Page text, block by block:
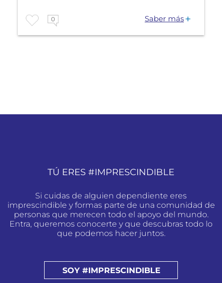
0 Saber más
TÚ ERES #IMPRESCINDIBLE
Si cuidas de alguien dependiente eres
imprescindible y formas parte de una comunidad de
personas que merecen todo el apoyo del mundo.
Entra, queremos conocerte y que descubras todo lo
que podemos hacer juntos.
SOY #IMPRESCINDIBLE